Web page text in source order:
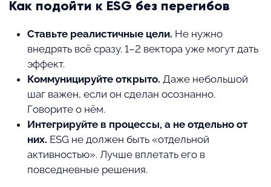
Как подойти к ESG без перегибов
Ставьте реалистичные цели. Не нужно
внедрять всё сразу. 1–2 вектора уже могут дать
эффект.
Коммуницируйте открыто. Даже небольшой
шаг важен, если он сделан осознанно.
Говорите о нём.
Интегрируйте в процессы, а не отдельно от
них. ESG не должен быть «отдельной
активностью». Лучше вплетать его в
повседневные решения.